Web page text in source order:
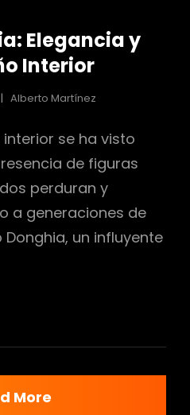
Elegancia y
Interior
Alberto Martínez
se ha visto
de figuras
perduran y
a generaciones de
un influyente
More